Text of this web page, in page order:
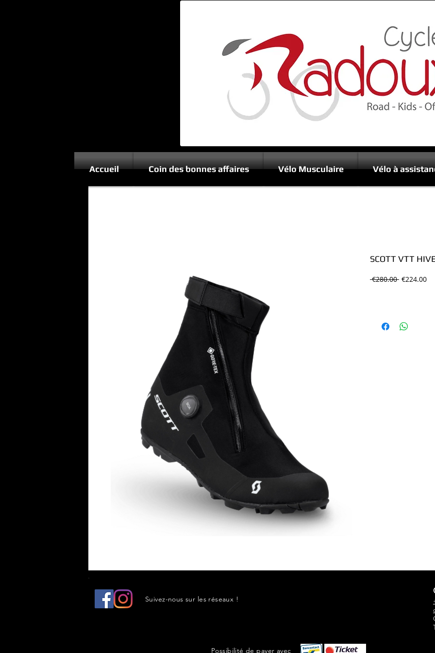
SCOTT VTT
€280.00 Regular
€224.00Sale
Accueil Coin des bonnes affaires Vélo Musculaire Vélo à
Suivez-nous sur les réseaux !
Possibilité de payer avec